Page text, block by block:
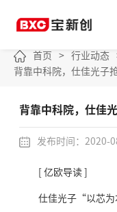
首页 > 行业动态
背靠中科院，仕佳光子
背靠中科院，仕佳
发布时间：2020-
[ 亿欧导读 ]
仕佳光子“以芯为